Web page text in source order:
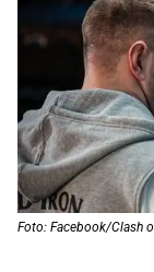
Foto: Facebook/Clash